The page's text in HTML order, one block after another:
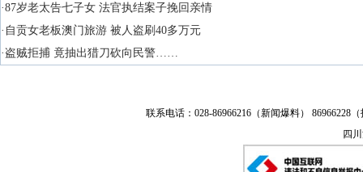
·87岁老太告七子女 法官执结案子挽回亲情
·自贡女老板澳门旅游 被人盗刷40多万元
·盗贼拒捕 竟抽出猎刀砍向民警……
联系电话：028-86966216（新闻爆料） 86966228
四